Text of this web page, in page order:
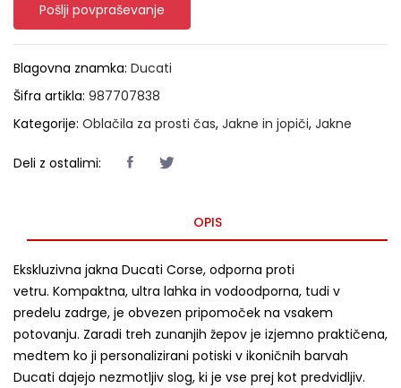
Pošlji povpraševanje
Blagovna znamka: Ducati
Šifra artikla: 987707838
Kategorije: Oblačila za prosti čas, Jakne in jopiči, Jakne
Deli z ostalimi:
OPIS
Ekskluzivna jakna Ducati Corse, odporna proti
vetru. Kompaktna, ultra lahka in vodoodporna, tudi v
predelu zadrge, je obvezen pripomoček na vsakem
potovanju. Zaradi treh zunanjih žepov je izjemno praktičena,
medtem ko ji personalizirani potiski v ikoničnih barvah
Ducati dajejo nezmotljiv slog, ki je vse prej kot predvidljiv.